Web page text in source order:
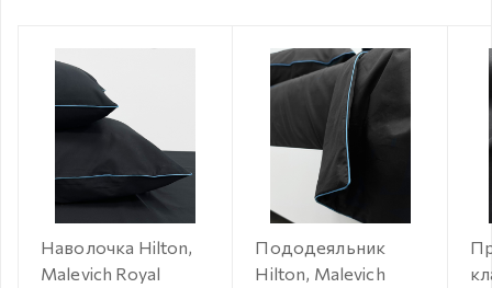
Наволочка Hilton,
Malevich Royal
Пододеяльник
Hilton, Malevich